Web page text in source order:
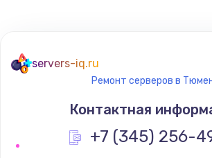
Замена южного моста
2300 руб.
Заказать
servers-iq.ru
Ремонт серверов в
Контактная
+7 (345) 256-